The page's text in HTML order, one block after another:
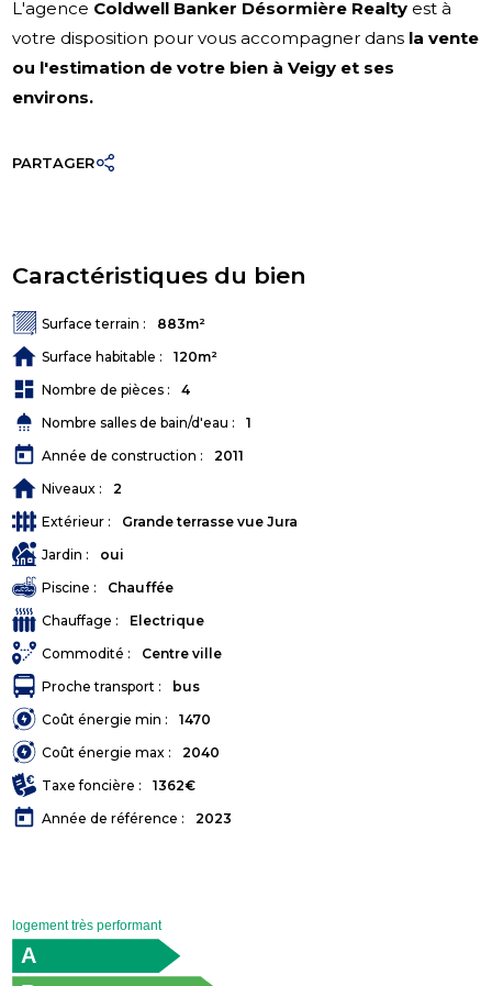
L'agence Coldwell Banker Désormière Realty est à
votre disposition pour vous accompagner dans la vente
ou l'estimation de votre bien à Veigy et ses
environs.
PARTAGER
Caractéristiques du bien
Surface terrain :
883m²
Surface habitable :
120m²
dashboard Nombre de pièces : 4
shower Nombre salles de bain/d'eau : 1
today Année de construction :
2011
Niveaux :
2
Extérieur :
Grande terrasse vue Jura
Jardin :
oui
Piscine :
Chauffée
Chauffage :
Electrique
Commodité :
Centre ville
Proche transport :
bus
Coût énergie min :
1470
Coût énergie max :
2040
Taxe foncière :
1362€
today Année de référence : 2023
logement très performant
A